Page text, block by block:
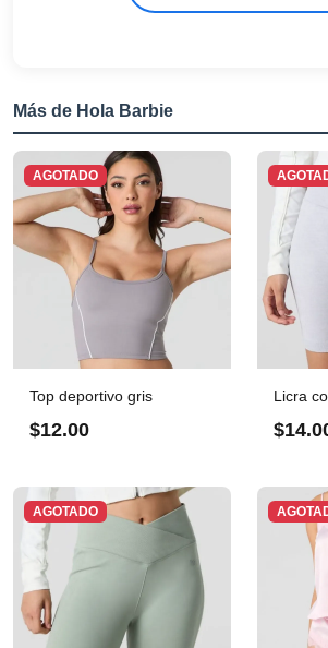
Más de Hola Barbie
AGOTADO
Top deportivo gris
$12.00
Licra
AGOTADO